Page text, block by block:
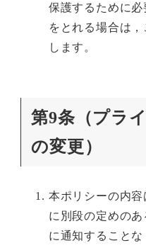
保護するために
をとれる場合は
します。
第9条（プラ
の変更）
本ポリシーの内
に別段の定めの
に通知すること